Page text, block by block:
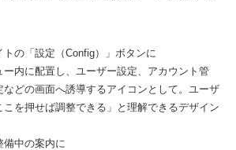
トの「設定（Config）」ボタンに
ー内に配置し、ユーザー設定、アカウント管
などの画面へ誘導するアイコンとして。ユーザ
こを押せば調整できる」と理解できるデザイン
備中の案内に